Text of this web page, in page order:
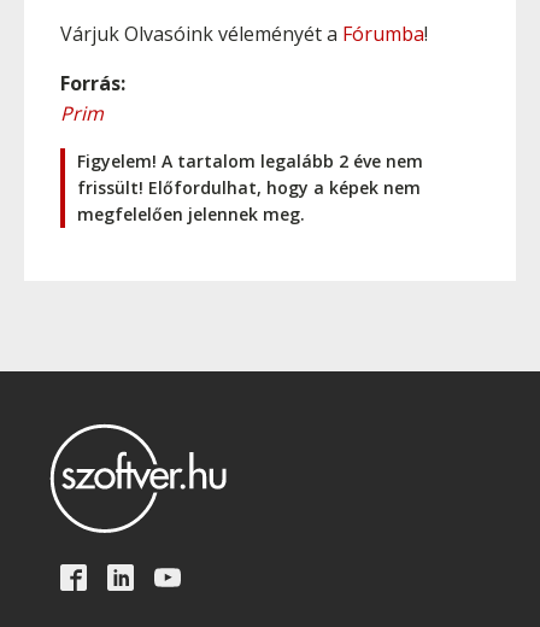
Várjuk Olvasóink véleményét a Fórumba!
Forrás:
Prim
Figyelem! A tartalom legalább 2 éve nem
frissült! Előfordulhat, hogy a képek nem
megfelelően jelennek meg.